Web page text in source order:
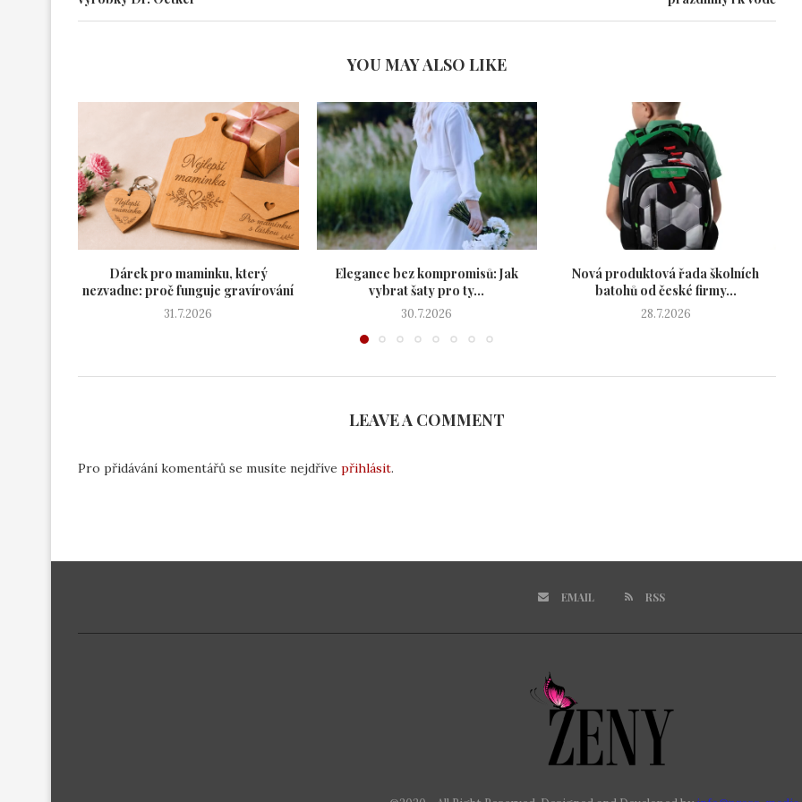
YOU MAY ALSO LIKE
Dárek pro maminku, který
nezvadne: proč funguje gravírování
31.7.2026
Elegance bez kompromisů: Jak
vybrat šaty pro ty...
30.7.2026
Nová produktová řada školních
batohů od české firmy...
28.7.2026
LEAVE A COMMENT
Pro přidávání komentářů se musíte nejdříve přihlásit.
EMAIL RSS